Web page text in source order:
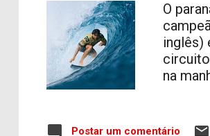
O
inglês)
na
15.00.
Postar um comentário